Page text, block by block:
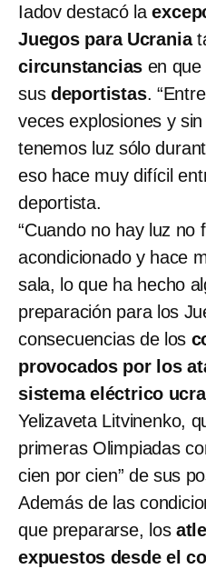
Iadov destacó la
Juegos para Ucrania
circunstancias en
sus deportistas.
veces explosiones y
tenemos luz sólo
eso hace muy difícil
deportista.
“Cuando no hay luz no
acondicionado y hace
sala, lo que ha hecho
preparación para los
consecuencias de los
provocados por los
sistema eléctrico
Yelizaveta Litvinenko,
primeras Olimpiadas
cien por cien” de sus
Además de las
que prepararse, los
expuestos desde el